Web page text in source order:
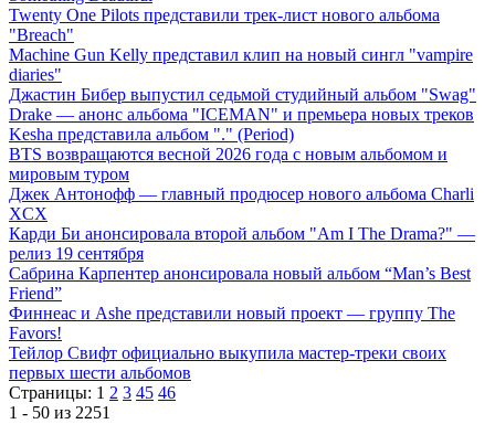
Twenty One Pilots представили трек-лист нового альбома
"Breach"
Machine Gun Kelly представил клип на новый сингл "vampire
diaries"
Джастин Бибер выпустил седьмой студийный альбом "Swag"
Drake — анонс альбома "ICEMAN" и премьера новых треков
Kesha представила альбом "." (Period)
BTS возвращаются весной 2026 года с новым альбомом и
мировым туром
Джек Антонофф — главный продюсер нового альбома Charli
XCX
Карди Би анонсировала второй альбом "Am I The Drama?" —
релиз 19 сентября
Сабрина Карпентер анонсировала новый альбом “Man’s Best
Friend”
Финнеас и Ashe представили новый проект — группу The
Favors!
Тейлор Свифт официально выкупила мастер-треки своих
первых шести альбомов
Страницы: 1 2 3 45 46
1 - 50 из 2251